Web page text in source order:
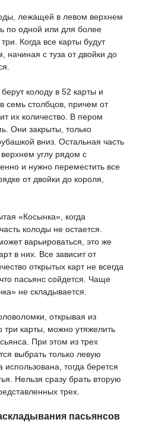
лежащей в левом верхнем
по одной или для более
Когда все карты будут
начиная с туза от двойки до
колоду в 52 карты и
семь столбцов, причем от
их количество. В пером
Они закрыты, только
вниз. Остальная часть
углу рядом с
и нужно переместить все
от двойки до короля,
«Косынка», когда
колоды не остается.
варьироваться, это же
в них. Все зависит от
открытых карт не всегда
пасьянс сойдется. Чаще
не складывается.
открывая из
карты, можно утяжелить
При этом из трех
выбрать только левую
тогда берется
Нельзя сразу брать вторую
трех.
пасьянсов